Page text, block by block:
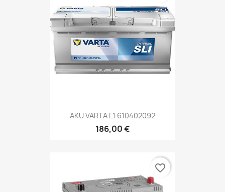
AKU VARTA L1 610402092
186,00 €
favorite_border